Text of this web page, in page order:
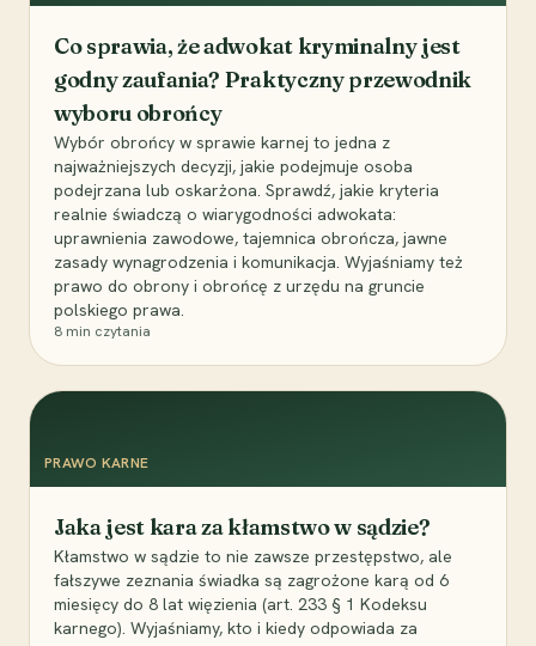
Co sprawia, że adwokat kryminalny jest
godny zaufania? Praktyczny przewodnik
wyboru obrońcy
Wybór obrońcy w sprawie karnej to jedna z
najważniejszych decyzji, jakie podejmuje osoba
podejrzana lub oskarżona. Sprawdź, jakie kryteria
realnie świadczą o wiarygodności adwokata:
uprawnienia zawodowe, tajemnica obrończa, jawne
zasady wynagrodzenia i komunikacja. Wyjaśniamy też
prawo do obrony i obrońcę z urzędu na gruncie
polskiego prawa.
8 min czytania
PRAWO KARNE
Jaka jest kara za kłamstwo w sądzie?
Kłamstwo w sądzie to nie zawsze przestępstwo, ale
fałszywe zeznania świadka są zagrożone karą od 6
miesięcy do 8 lat więzienia (art. 233 § 1 Kodeksu
karnego). Wyjaśniamy, kto i kiedy odpowiada za